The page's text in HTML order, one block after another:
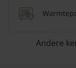
Andere